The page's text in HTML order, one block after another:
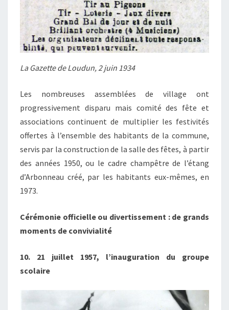
La Gazette de Loudun, 2 juin 1934
Les nombreuses assemblées de village ont
progressivement disparu mais comité des fête et
associations continuent de multiplier les festivités
offertes à l’ensemble des habitants de la commune,
servis par la construction de la salle des fêtes, à partir
des années 1950, ou le cadre champêtre de l’étang
d’Arbonneau créé, par les habitants eux-mêmes, en
1973.
Cérémonie officielle ou divertissement : de grands
moments de convivialité
10. 21 juillet 1957, l’inauguration du groupe
scolaire